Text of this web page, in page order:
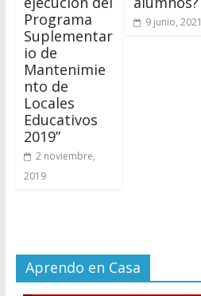
Programa
Suplementar
io de
Mantenimie
nto de
Locales
Educativos
2019”
2 noviembre,
2019
9 junio, 2021
Aprendo en Casa